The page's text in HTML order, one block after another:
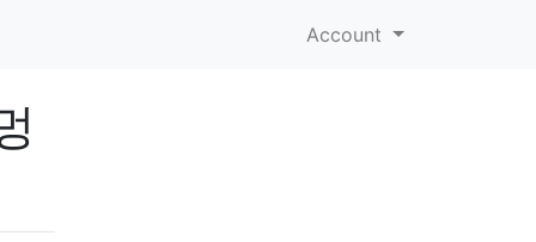
Account